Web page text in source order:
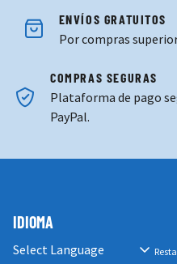
ENVÍOS GRATUITOS
Por compras
COMPRAS SEGURAS
Plataforma de pago
PayPal.
IDIOMA